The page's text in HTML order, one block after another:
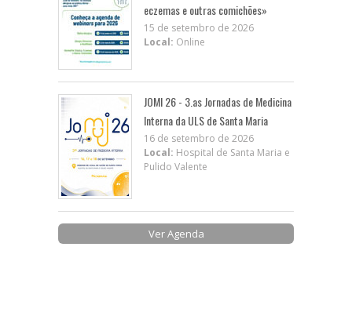
eczemas e outras comichões»
15 de setembro de 2026
Local: Online
JOMI 26 - 3.as Jornadas de Medicina
Interna da ULS de Santa Maria
16 de setembro de 2026
Local: Hospital de Santa Maria e
Pulido Valente
Ver Agenda